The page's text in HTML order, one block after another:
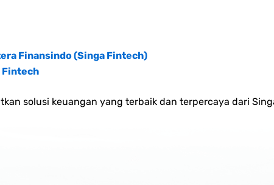
Finansindo (Singa Fintech)
Fintech
solusi keuangan yang terbaik dan terpercaya dari